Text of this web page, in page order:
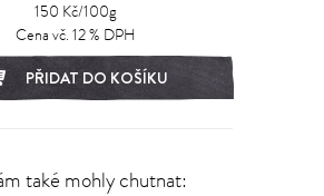
150 Kč/100g
Cena vč. 12 % DPH
PŘIDAT DO KOŠÍKU
také mohly chutnat: